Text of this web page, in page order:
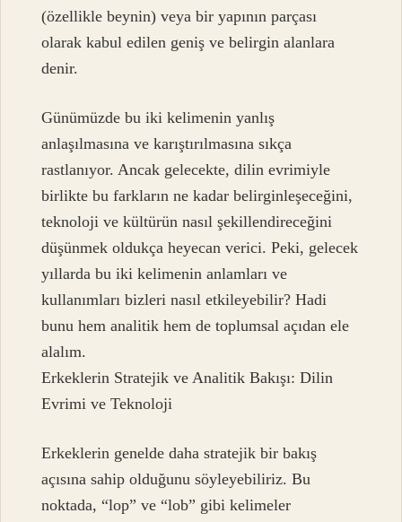
(özellikle beynin) veya bir yapının parçası
olarak kabul edilen geniş ve belirgin alanlara
denir.
Günümüzde bu iki kelimenin yanlış
anlaşılmasına ve karıştırılmasına sıkça
rastlanıyor. Ancak gelecekte, dilin evrimiyle
birlikte bu farkların ne kadar belirginleşeceğini,
teknoloji ve kültürün nasıl şekillendireceğini
düşünmek oldukça heyecan verici. Peki, gelecek
yıllarda bu iki kelimenin anlamları ve
kullanımları bizleri nasıl etkileyebilir? Hadi
bunu hem analitik hem de toplumsal açıdan ele
alalım.
Erkeklerin Stratejik ve Analitik Bakışı: Dilin
Evrimi ve Teknoloji
Erkeklerin genelde daha stratejik bir bakış
açısına sahip olduğunu söyleyebiliriz. Bu
noktada, “lop” ve “lob” gibi kelimeler